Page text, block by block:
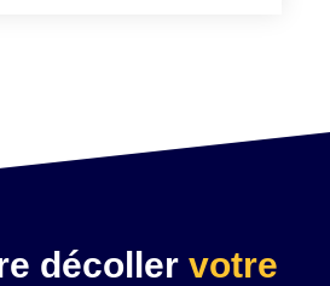
décoller votre